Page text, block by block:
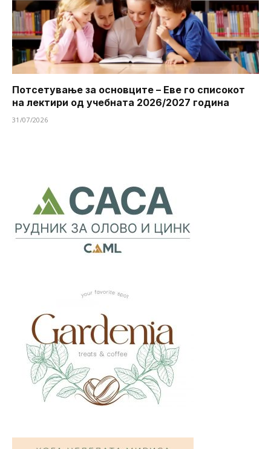
Потсетување за основците – Еве го списокот
на лектири од учебната 2026/2027 година
31/07/2026